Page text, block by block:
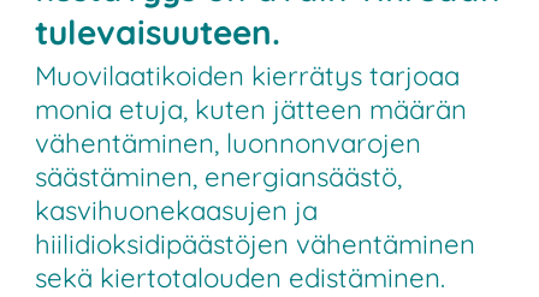
tulevaisuuteen.
Muovilaatikoiden kierrätys tarjoaa
monia etuja, kuten jätteen määrän
vähentäminen, luonnonvarojen
säästäminen, energiansäästö,
kasvihuonekaasujen ja
hiilidioksidipäästöjen vähentäminen
sekä kiertotalouden edistäminen.